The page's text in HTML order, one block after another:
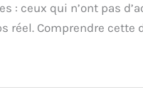
: ceux qui n’ont pas
réel. Comprendre